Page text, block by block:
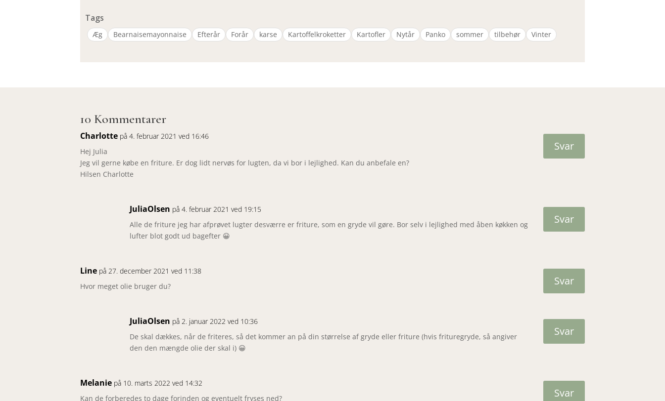
Tags
Æg Bearnaisemayonnaise Efterår Forår karse Kartoffelkroketter Kartofler Nytår Panko sommer tilbehør Vinter
10 Kommentarer
Charlotte på 4. februar 2021 ved 16:46
Hej Julia
Jeg vil gerne købe en friture. Er dog lidt nervøs for lugten, da vi bor i lejlighed. Kan du anbefale en?
Hilsen Charlotte
Svar
JuliaOlsen på 4. februar 2021 ved 19:15
Alle de friture jeg har afprøvet lugter desværre er friture, som en gryde vil gøre. Bor selv i lejlighed med åben køkken og
lufter blot godt ud bagefter 😀
Svar
Line på 27. december 2021 ved 11:38
Hvor meget olie bruger du?
Svar
JuliaOlsen på 2. januar 2022 ved 10:36
De skal dækkes, når de friteres, så det kommer an på din størrelse af gryde eller friture (hvis frituregryde, så angiver
den den mængde olie der skal i) 😀
Svar
Melanie på 10. marts 2022 ved 14:32
Kan de forberedes to dage forinden og eventuelt fryses ned?
Svar